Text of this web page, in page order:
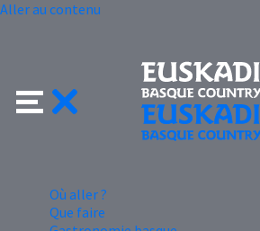
Aller au contenu
Où aller ?
Que faire